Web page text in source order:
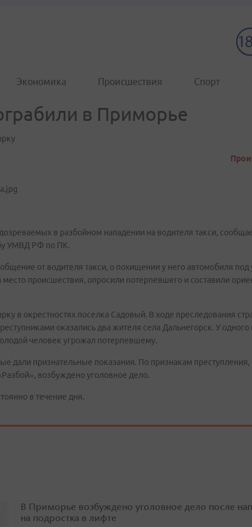
Экономика Происшествия Спорт
в Приморье
в разбойном нападении на водителя такси,
УМВД РФ по ПК.
от водителя такси, о похищении у него автомобиля под
происшествия, опросили потерпевшего и составили
в окрестностях поселка Садовый. В ходе преследования
оказались два жителя села Дальнегорск. У одного
человек угрожал потерпевшему.
дали признательные показания. По признакам преступления,
возбуждено уголовное дело.
в течение дня.
В Приморье возбуждено уголовное дело после
на подростка в лифте